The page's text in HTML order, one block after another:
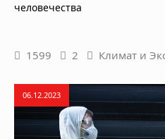
человечества
1599 2 Климат и
06.12.2023